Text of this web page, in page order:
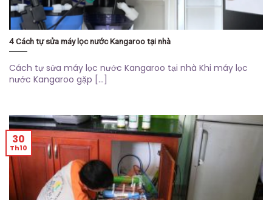
4 Cách tự sửa máy lọc nước Kangaroo tại nhà
Cách tự sửa máy lọc nước Kangaroo tại nhà Khi máy lọc
nước Kangaroo gặp [...]
30
Th10